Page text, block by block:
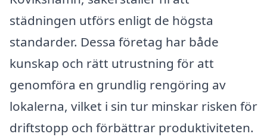
städningen utförs enligt de högsta
standarder. Dessa företag har både
kunskap och rätt utrustning för att
genomföra en grundlig rengöring av
lokalerna, vilket i sin tur minskar risken för
driftstopp och förbättrar produktiviteten.